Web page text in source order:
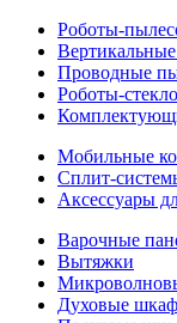
Роботы-
Проводные
Роботы-
Мобильные
Сплит-
Аксессуары
Варочные
Вытяжки
Духовые